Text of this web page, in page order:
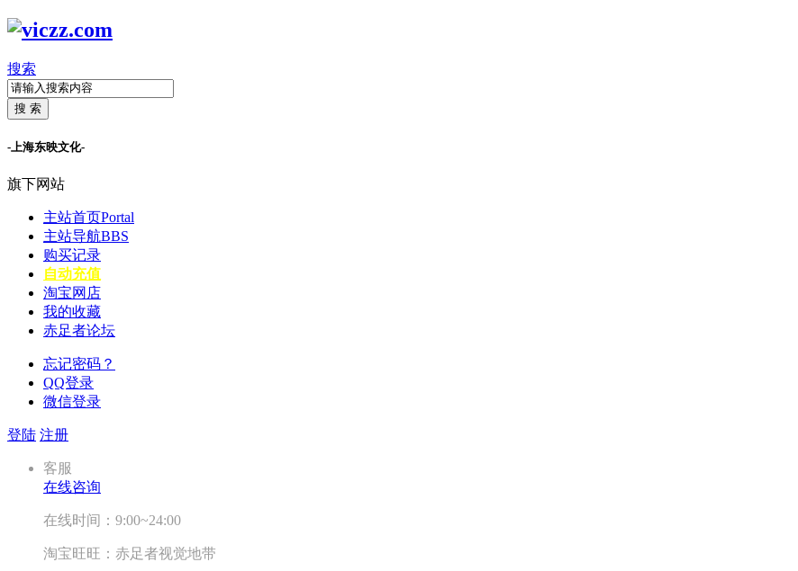
搜索
搜 索
-上海东映文化-
旗下网站
主站首页Portal
主站导航BBS
购买记录
自动充值
淘宝网店
我的收藏
赤足者论坛
忘记密码？
QQ登录
微信登录
登陆 注册
客服
在线咨询
在线时间：9:00~24:00
淘宝旺旺：赤足者视觉地带